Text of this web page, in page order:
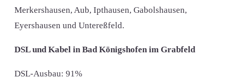
Merkershausen, Aub, Ipthausen, Gabolshausen,
Eyershausen und Untereßfeld.
DSL und Kabel in Bad Königshofen im Grabfeld
DSL-Ausbau: 91%